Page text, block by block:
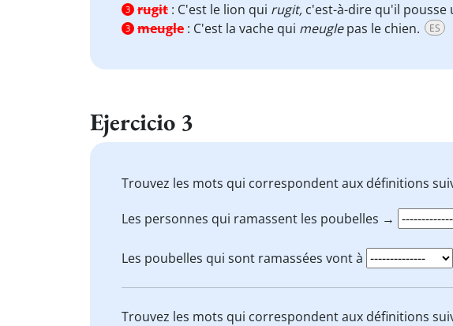
3 rugit : C'est le lion qui rugit, c'est-à-dire qu'il pousse
3 meugle : C'est la vache qui meuglepas le chien. ES
Ejercicio 3
Trouvez les mots qui correspondent aux définitions
Les personnes qui ramassent les poubelles →
Les poubelles qui sont ramassées vont à
Trouvez les mots qui correspondent aux définitions